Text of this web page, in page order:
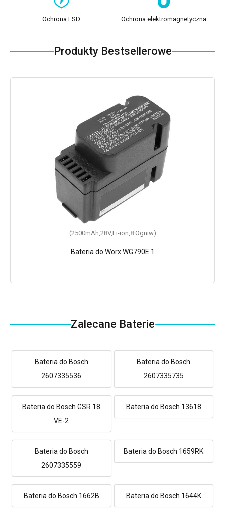
Ochrona ESD Ochrona elektromagnetyczna
Produkty Bestsellerowe
(2500mAh,28V,Li-ion,8 Ogniw)
Bateria do Worx WG790E.1
Zalecane Baterie
Bateria do Bosch
2607335536
Bateria do Bosch
2607335735
Bateria do Bosch GSR 18
VE-2
Bateria do Bosch 13618
Bateria do Bosch
2607335559
Bateria do Bosch 1659RK
Bateria do Bosch 1662B Bateria do Bosch 1644K